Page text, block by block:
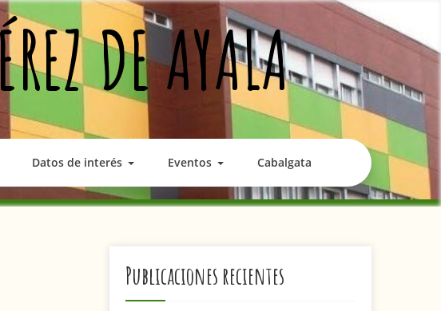
DE AYALA
Datos de interés Eventos Cabalgata
Publicaciones recientes